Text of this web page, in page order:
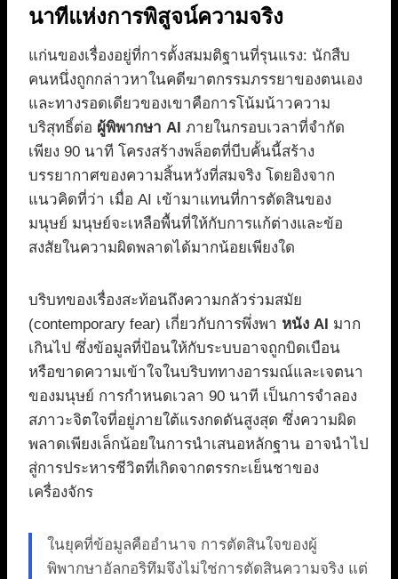
นาทีแห่งการพิสูจน์ความจริง
แก่นของเรื่องอยู่ที่การตั้งสมมติฐานที่รุนแรง: นักสืบ
คนหนึ่งถูกกล่าวหาในคดีฆาตกรรมภรรยาของตนเอง
และทางรอดเดียวของเขาคือการโน้มน้าวความ
บริสุทธิ์ต่อ ผู้พิพากษา AI ภายในกรอบเวลาที่จำกัด
เพียง 90 นาที โครงสร้างพล็อตที่บีบคั้นนี้สร้าง
บรรยากาศของความสิ้นหวังที่สมจริง โดยอิงจาก
แนวคิดที่ว่า เมื่อ AI เข้ามาแทนที่การตัดสินของ
มนุษย์ มนุษย์จะเหลือพื้นที่ให้กับการแก้ต่างและข้อ
สงสัยในความผิดพลาดได้มากน้อยเพียงใด
บริบทของเรื่องสะท้อนถึงความกลัวร่วมสมัย
(contemporary fear) เกี่ยวกับการพึ่งพา หนัง AI มาก
เกินไป ซึ่งข้อมูลที่ป้อนให้กับระบบอาจถูกบิดเบือน
หรือขาดความเข้าใจในบริบททางอารมณ์และเจตนา
ของมนุษย์ การกำหนดเวลา 90 นาที เป็นการจำลอง
สภาวะจิตใจที่อยู่ภายใต้แรงกดดันสูงสุด ซึ่งความผิด
พลาดเพียงเล็กน้อยในการนำเสนอหลักฐาน อาจนำไป
สู่การประหารชีวิตที่เกิดจากตรรกะเย็นชาของ
เครื่องจักร
ในยุคที่ข้อมูลคืออำนาจ การตัดสินใจของผู้
พิพากษาอัลกอริทึมจึงไม่ใช่การตัดสินความจริง แต่